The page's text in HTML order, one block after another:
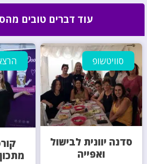
עוד דברים טובים
סוויטשופ
סדנה יוונית לבישול
ואפייה